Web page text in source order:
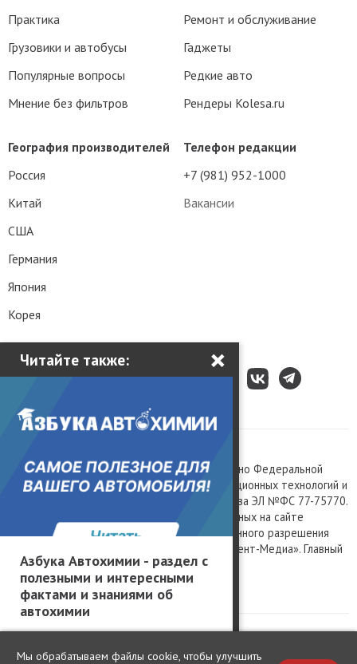
Читайте также: ×
Азбука Автохимии - раздел с
полезными и интересными
фактами и знаниями об
автохимии
Телефон редакции
+7 (981) 952-1000
Вакансии
Практика
Грузовики и автобусы
Популярные вопросы
Мнение без фильтров
Ремонт и обслуживание
Гаджеты
Редкие авто
Рендеры Kolesa.ru
География производителей
Россия
Китай
США
Германия
Япония
Корея
Сетевое издание «Kolesa.ru», зарегистрировано Федеральной
службой по надзору в сфере связи, информационных технологий и
массовых коммуникаций, номер свидетельства ЭЛ №ФС 77-75770.
Любое использование материалов, размещенных на сайте
www.kolesa.ru, допускается только с письменного разрешения
правообладателя. Учредитель ООО «Президент-Медиа». Главный
редактор Баландин М.А. 0+
Политика конфиденциальности
Мы обрабатываем файлы cookie, чтобы улучшить